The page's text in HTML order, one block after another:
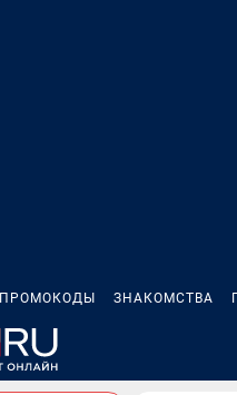
ПРОМОКОДЫ ЗНАКОМСТВА